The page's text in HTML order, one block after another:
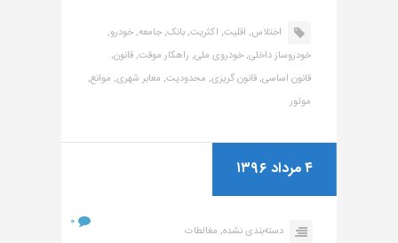
اختلاس, اقلیت, اکثریت,بانک,جامعه,خودرو,
خودروساز داخلی,خودروی ملی, راهکار موقت,قانون,
قانون اساسی,قانون گریزی, محدودیت, معابر شهری, موانع,
موتور
۴ مرداد ۱۳۹۶
دسته‌بندی نشده, مغالطات
۰